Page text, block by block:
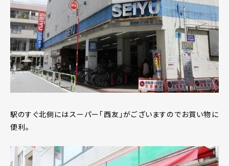
駅のすぐ北側にはスーパー「西友」がございますのでお買い物に
便利。